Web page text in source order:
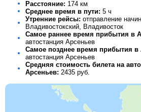
Расстояние: 174 км
Среднее время в пути: 5 ч
Утренние рейсы: отправление
Владивостокский, Владивосток
Самое раннее время прибытия в
автостанция Арсеньев
Самое позднее время прибытия в
автостанция Арсеньев
Средняя стоимость билета на
Арсеньев: 2435 руб.